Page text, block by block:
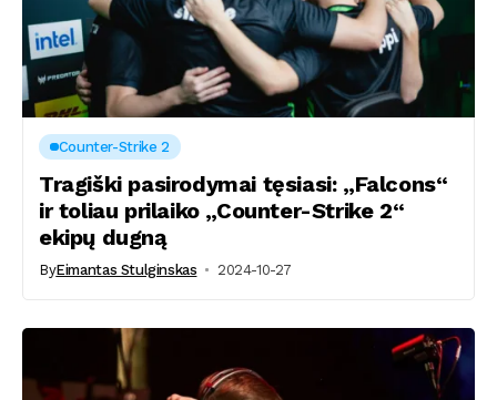
Counter-Strike 2
Tragiški pasirodymai tęsiasi: „Falcons“
ir toliau prilaiko „Counter-Strike 2“
ekipų dugną
ByEimantas Stulginskas 2024-10-27